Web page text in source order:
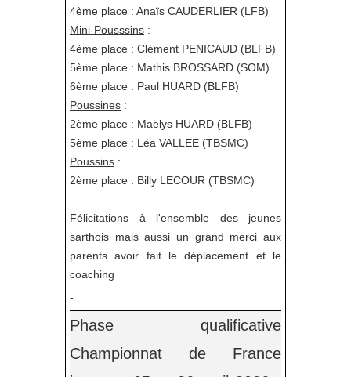
4ème place : Anaïs CAUDERLIER (LFB)
Mini-Pousssins :
4ème place : Clément PENICAUD (BLFB)
5ème place : Mathis BROSSARD (SOM)
6ème place : Paul HUARD (BLFB)
Poussines :
2ème place : Maëlys HUARD (BLFB)
5ème place : Léa VALLEE (TBSMC)
Poussins :
2ème place : Billy LECOUR (TBSMC)
Félicitations à l'ensemble des jeunes
sarthois mais aussi un grand merci aux
parents avoir fait le déplacement et le
coaching
-
Phase qualificative
Championnat de France